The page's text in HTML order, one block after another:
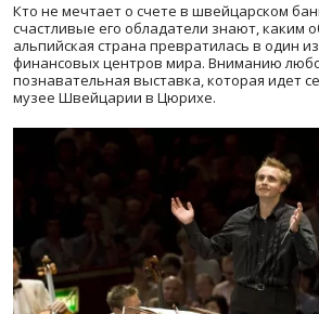
Кто не мечтает о счете в швейцарском
счастливые его обладатели знают, каким
альпийская страна превратилась в один
финансовых центров мира. Вниманию
познавательная выставка, которая идет
музее Швейцарии в Цюрихе.